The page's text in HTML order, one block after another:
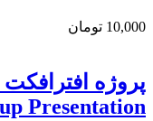
10,000 تومان
Presentation